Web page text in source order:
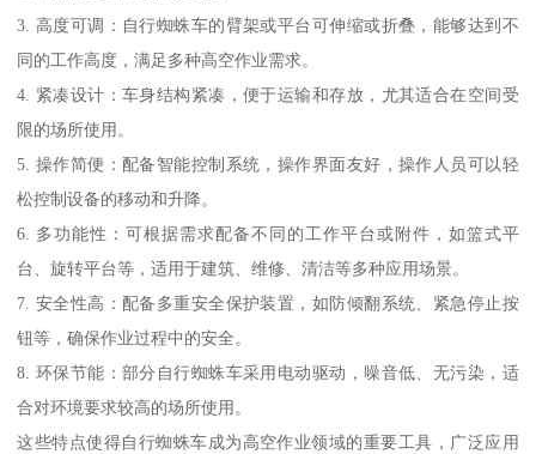
3. 高度可调：自行蜘蛛车的臂架或平台可伸缩或折叠，能够达到不
同的工作高度，满足多种高空作业需求。
4. 紧凑设计：车身结构紧凑，便于运输和存放，尤其适合在空间受
限的场所使用。
5. 操作简便：配备智能控制系统，操作界面友好，操作人员可以轻
松控制设备的移动和升降。
6. 多功能性：可根据需求配备不同的工作平台或附件，如篮式平
台、旋转平台等，适用于建筑、维修、清洁等多种应用场景。
7. 安全性高：配备多重安全保护装置，如防倾翻系统、紧急停止按
钮等，确保作业过程中的安全。
8. 环保节能：部分自行蜘蛛车采用电动驱动，噪音低、无污染，适
合对环境要求较高的场所使用。
这些特点使得自行蜘蛛车成为高空作业领域的重要工具，广泛应用